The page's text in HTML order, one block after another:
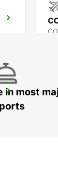
in most